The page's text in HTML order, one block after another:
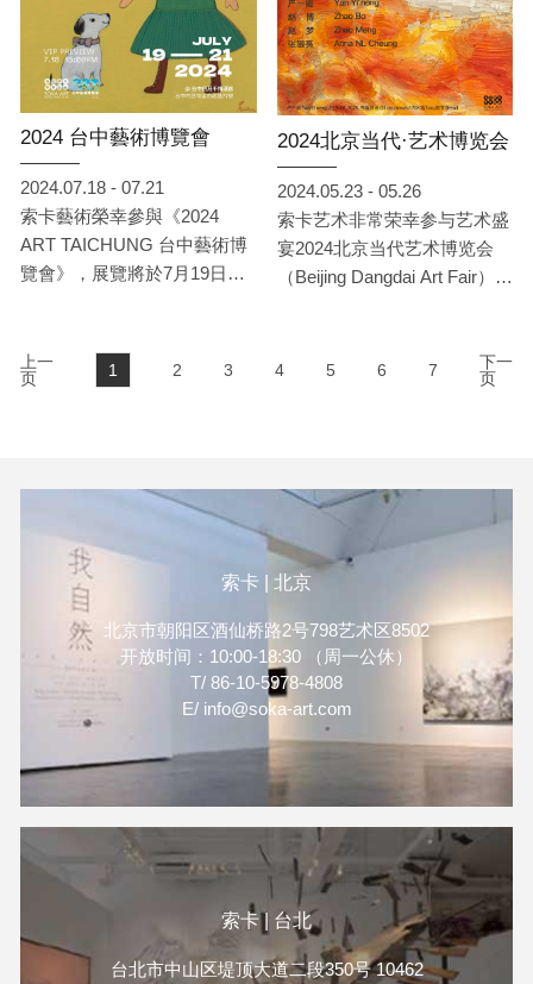
嚴一能、Kim Sunwoo、
NKSIN
(依姓氏筆畫排列)。本次帶來
的藝術家創作涵括了「直覺意
象」和「非直覺意象」兩部
份，各透露著藝術家的心境與
故事，向觀者傳達出不同的當
代藝術語彙。
2024 台中藝術博覽會
2024.07.18 - 07.21
索卡藝術榮幸參與《2024
ART TAICHUNG 台中藝術博
覽會》，展覽將於7月19日至7
卡將呈現：川合治子、平松宇
造、池平徹兵、高島進、飯田
術家精彩的作品，誠摯邀請各
2024北京当代·艺术博览会
2024.05.23 - 05.26
索卡艺术非常荣幸参与艺术盛
宴2024北京当代艺术博览会
（Beijing Dangdai Art Fair），
李捷、李西西、马焘、袁娜、
严一能、赵博、赵梦和张银亮
上一
页
1 2 3 4 5 6 7
下一
页
索卡 | 北京
北京市朝阳区酒仙桥路2号798艺术区8502
开放时间：10:00-18:30 （周一公休）
T/ 86-10-5978-4808
E/ info@soka-art.com
索卡 | 台北
台北市中山区堤顶大道二段350号 10462